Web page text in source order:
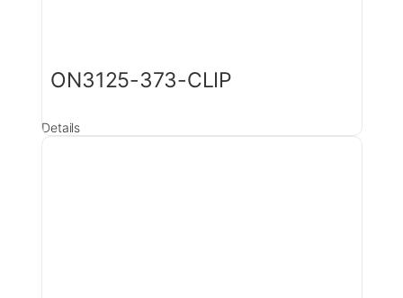
ON3125-373-CLIP
Details